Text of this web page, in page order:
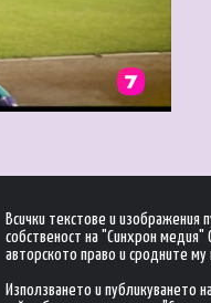
Всички текстове и изображения
собственост на "Синхрон медия"
авторското право и сродните му
Използването и публикуването